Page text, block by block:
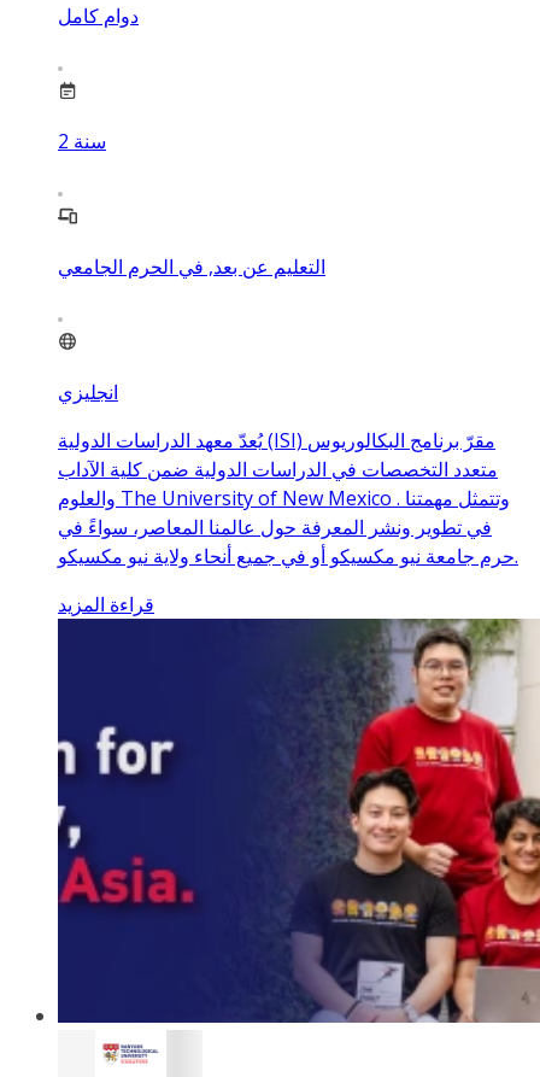
دوام كامل
2 سنة
التعليم عن بعد, في الحرم الجامعي
انجليزي
يُعدّ معهد الدراسات الدولية (ISI) مقرّ برنامج البكالوريوس
متعدد التخصصات في الدراسات الدولية ضمن كلية الآداب
والعلوم The University of New Mexico . وتتمثل مهمتنا
في تطوير ونشر المعرفة حول عالمنا المعاصر، سواءً في
حرم جامعة نيو مكسيكو أو في جميع أنحاء ولاية نيو مكسيكو.
قراءة المزيد